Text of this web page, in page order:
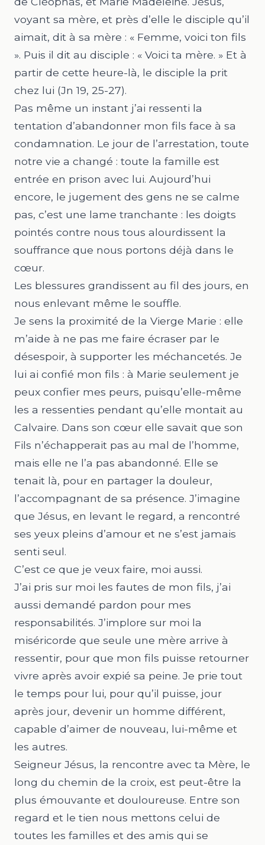
voyant sa mère, et près d’elle le disciple qu’il
aimait, dit à sa mère : « Femme, voici ton fils
». Puis il dit au disciple : « Voici ta mère. » Et à
partir de cette heure-là, le disciple la prit
chez lui (Jn19, 25-27).
Pas même un instant j’ai ressenti la
tentation d’abandonner mon fils face à sa
condamnation. Le jour de l’arrestation, toute
notre vie a changé : toute la famille est
entrée en prison avec lui. Aujourd’hui
encore, le jugement des gens ne se calme
pas, c’est une lame tranchante : les doigts
pointés contre nous tous alourdissent la
souffrance que nous portons déjà dans le
cœur.
Les blessures grandissent au fil des jours, en
nous enlevant même le souffle.
Je sens la proximité de la Vierge Marie : elle
m’aide à ne pas me faire écraser par le
désespoir, à supporter les méchancetés. Je
lui ai confié mon fils : à Marie seulement je
peux confier mes peurs, puisqu’elle-même
les a ressenties pendant qu’elle montait au
Calvaire. Dans son cœur elle savait que son
Fils n’échapperait pas au mal de l’homme,
mais elle ne l’a pas abandonné. Elle se
tenait là, pour en partager la douleur,
l’accompagnant de sa présence. J’imagine
que Jésus, en levant le regard, a rencontré
ses yeux pleins d’amour et ne s’est jamais
senti seul.
C’est ce que je veux faire, moi aussi.
J’ai pris sur moi les fautes de mon fils, j’ai
aussi demandé pardon pour mes
responsabilités. J’implore sur moi la
miséricorde que seule une mère arrive à
ressentir, pour que mon fils puisse retourner
vivre après avoir expié sa peine. Je prie tout
le temps pour lui, pour qu’il puisse, jour
après jour, devenir un homme différent,
capable d’aimer de nouveau, lui-même et
les autres.
Seigneur Jésus, la rencontre avec ta Mère, le
long du chemin de la croix, est peut-être la
plus émouvante et douloureuse. Entre son
regard et le tien nous mettons celui de
toutes les familles et des amis qui se